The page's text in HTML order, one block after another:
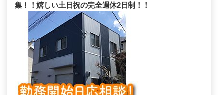
集！！嬉しい土日祝の完全週休2日制！！